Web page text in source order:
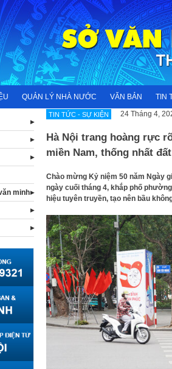
QUẢN LÝ NHÀ NƯỚC VĂN BẢN TIN
TIN TỨC - SỰ KIỆN 24 Tháng 4,
Hà Nội trang hoàng rực
miền Nam, thống nhất
Chào mừng Kỷ niệm 50 năm Ngày
ngày cuối tháng 4, khắp phố
hiệu tuyên truyền, tạo nên bầu
minh